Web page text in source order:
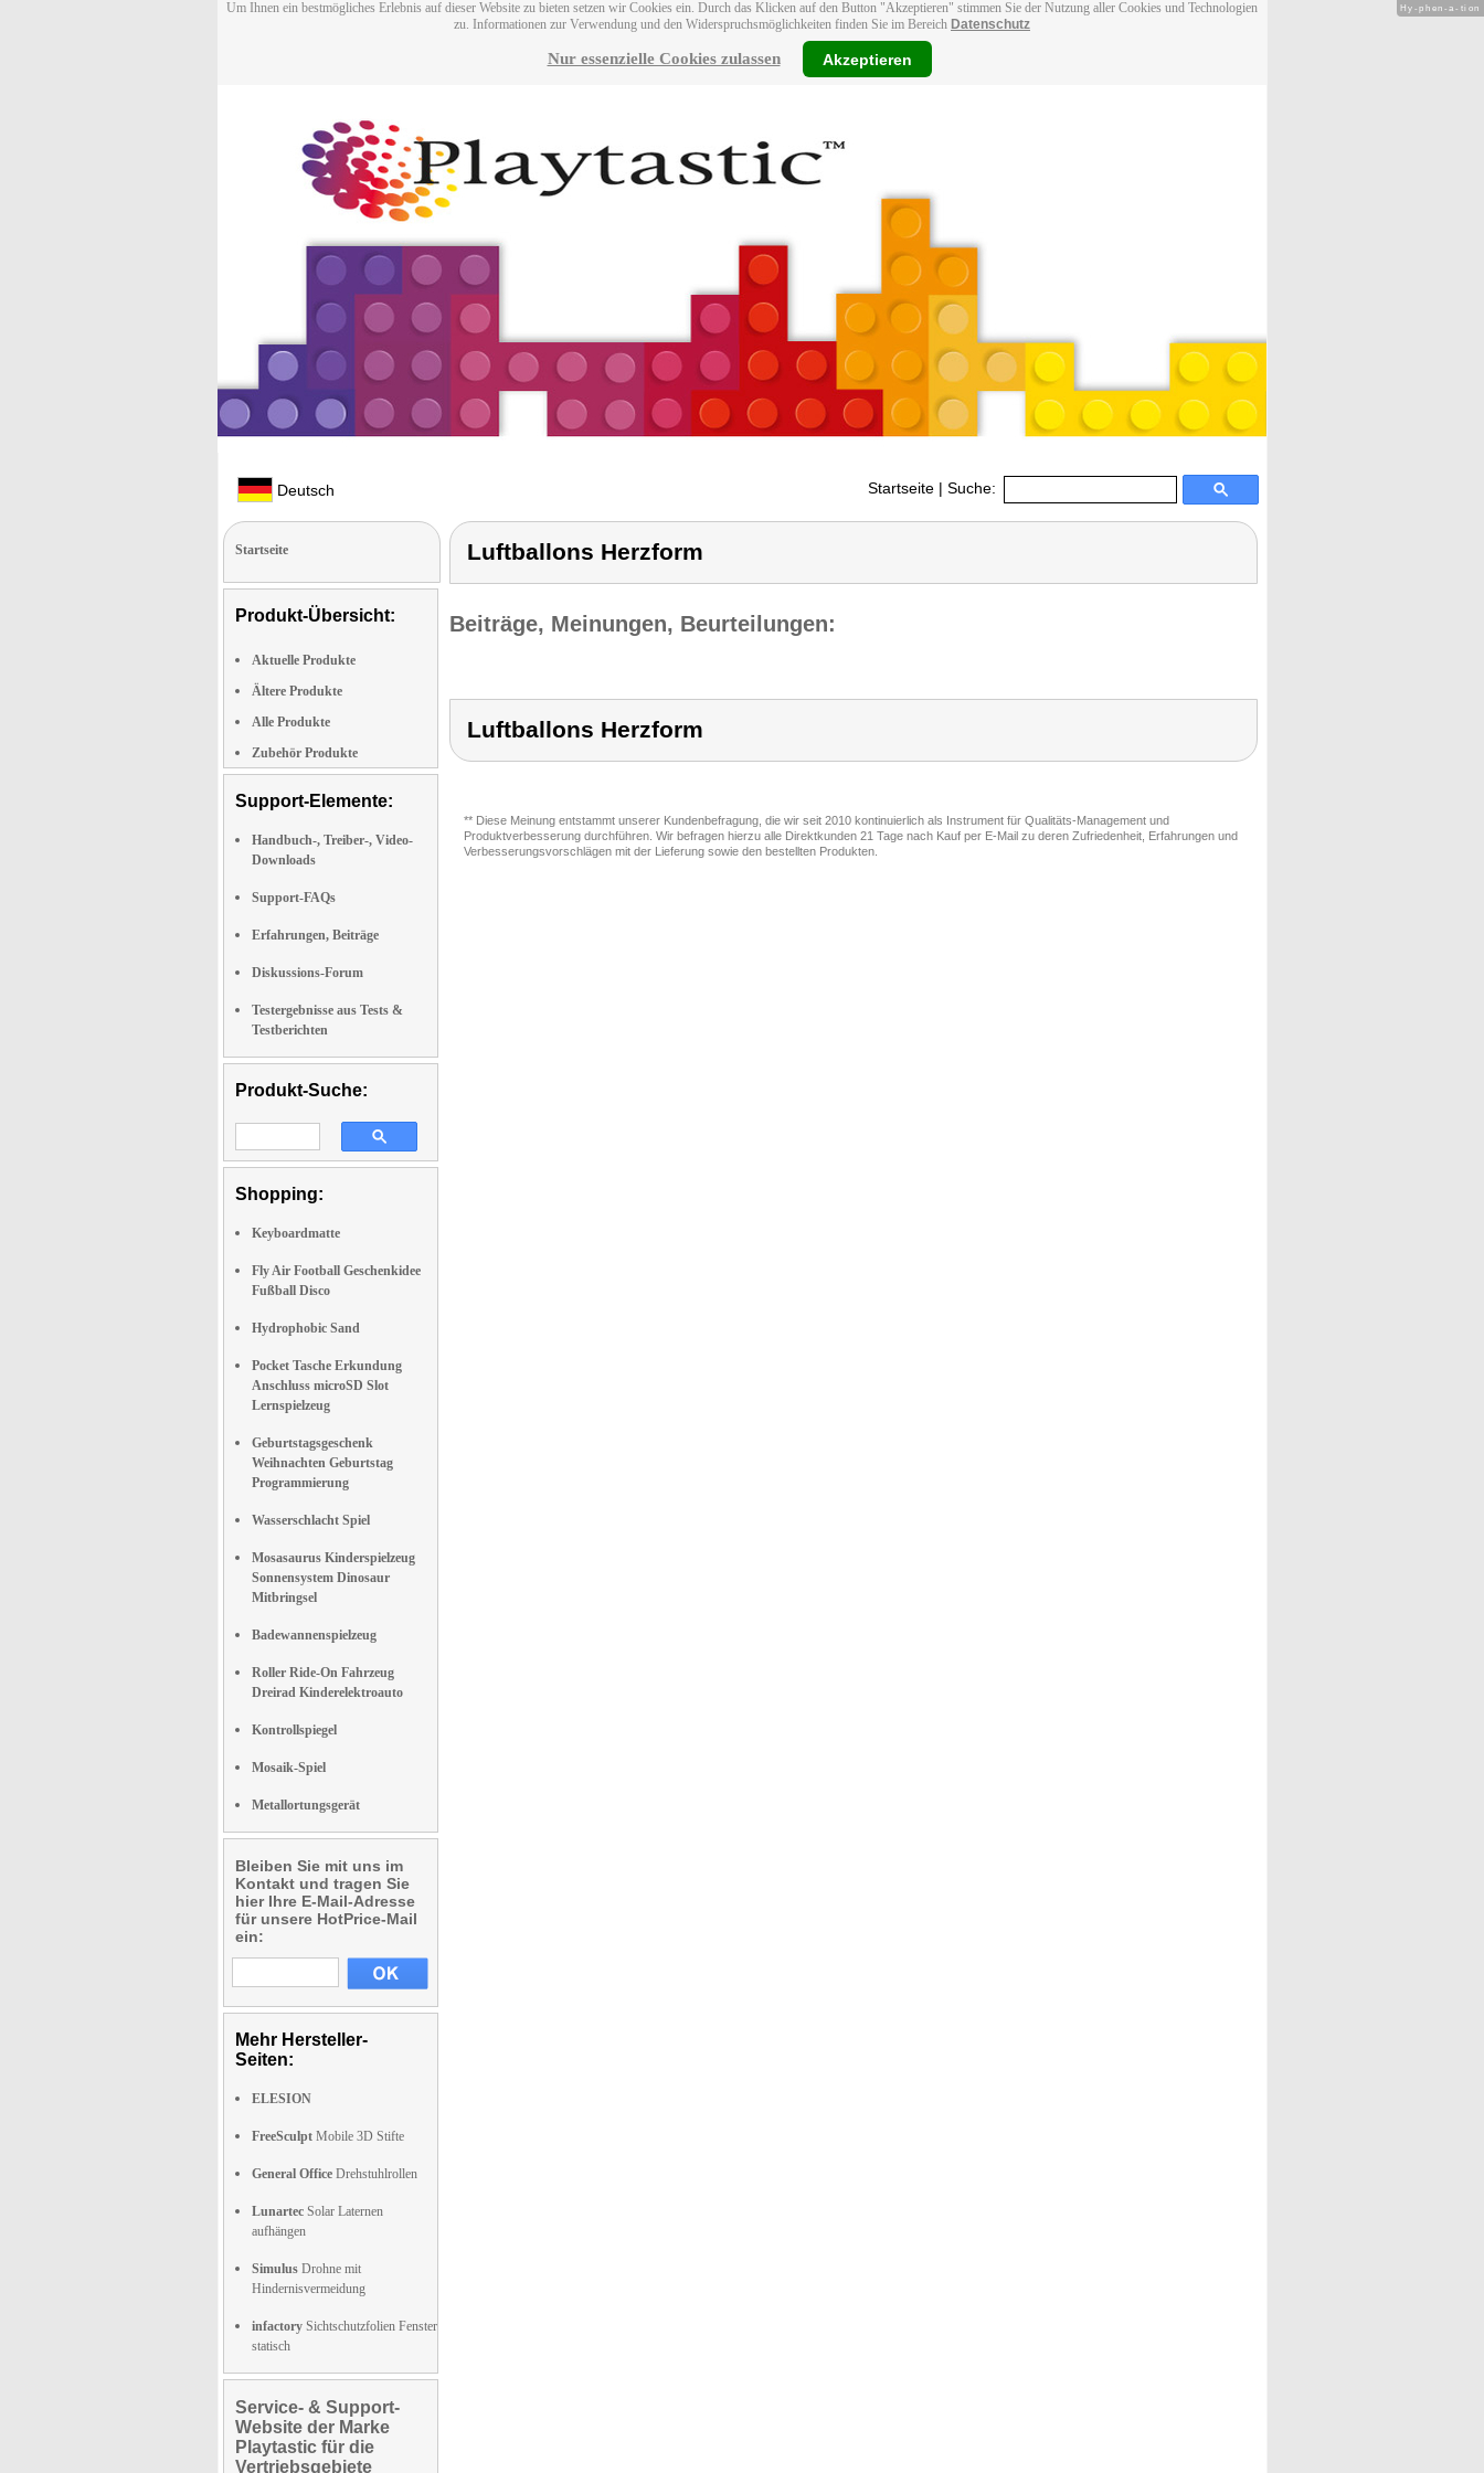
Um Ihnen ein bestmögliches Erlebnis auf dieser Website zu bieten setzen wir Cookies ein. Durch das Klicken auf den Button "Akzeptieren" stimmen Sie der Nutzung aller Cookies und Technologien
zu. Informationen zur Verwendung und den Widerspruchsmöglichkeiten finden Sie im Bereich Datenschutz
Nur essenzielle Cookies zulassen Akzeptieren
Deutsch Startseite | Suche:
Startseite
Produkt-Übersicht:
Aktuelle Produkte
Ältere Produkte
Alle Produkte
Zubehör Produkte
Support-Elemente:
Handbuch-, Treiber-, Video-
Downloads
Support-FAQs
Erfahrungen, Beiträge
Diskussions-Forum
Testergebnisse aus Tests &
Testberichten
Produkt-Suche:
Shopping:
Keyboardmatte
Fly Air Football Geschenkidee
Fußball Disco
Hydrophobic Sand
Pocket Tasche Erkundung
Anschluss microSD Slot
Lernspielzeug
Geburtstagsgeschenk
Weihnachten Geburtstag
Programmierung
Wasserschlacht Spiel
Mosasaurus Kinderspielzeug
Sonnensystem Dinosaur
Mitbringsel
Badewannenspielzeug
Roller Ride-On Fahrzeug
Dreirad Kinderelektroauto
Kontrollspiegel
Mosaik-Spiel
Metallortungsgerät
Bleiben Sie mit uns im
Kontakt und tragen Sie
hier Ihre E-Mail-Adresse
für unsere HotPrice-Mail
ein:
Mehr Hersteller-
Seiten:
ELESION
FreeSculpt Mobile 3D Stifte
General Office Drehstuhlrollen
Lunartec Solar Laternen
aufhängen
Simulus Drohne mit
Hindernisvermeidung
infactory Sichtschutzfolien Fenster
statisch
Service- & Support-
Website der Marke
Playtastic für die
Vertriebsgebiete
Luftballons Herzform
Beiträge, Meinungen, Beurteilungen:
Luftballons Herzform
** Diese Meinung entstammt unserer Kundenbefragung, die wir seit 2010 kontinuierlich als Instrument für Qualitäts-Management und
Produktverbesserung durchführen. Wir befragen hierzu alle Direktkunden 21 Tage nach Kauf per E-Mail zu deren Zufriedenheit, Erfahrungen und
Verbesserungsvorschlägen mit der Lieferung sowie den bestellten Produkten.
Hy-phen-a-tion